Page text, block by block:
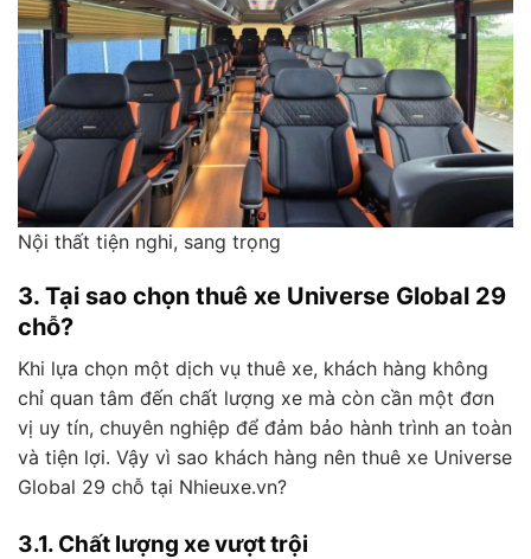
Nội thất tiện nghi, sang trọng
3. Tại sao chọn thuê xe Universe Global 29
chỗ?
Khi lựa chọn một dịch vụ thuê xe, khách hàng không
chỉ quan tâm đến chất lượng xe mà còn cần một đơn
vị uy tín, chuyên nghiệp để đảm bảo hành trình an toàn
và tiện lợi. Vậy vì sao khách hàng nên thuê xe Universe
Global 29 chỗ tại Nhieuxe.vn?
3.1. Chất lượng xe vượt trội